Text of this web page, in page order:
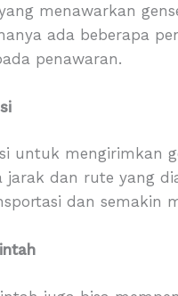
menawarkan
ada beberapa
penawaran.
untuk mengirimkan
jarak dan rute yang
dan semakin